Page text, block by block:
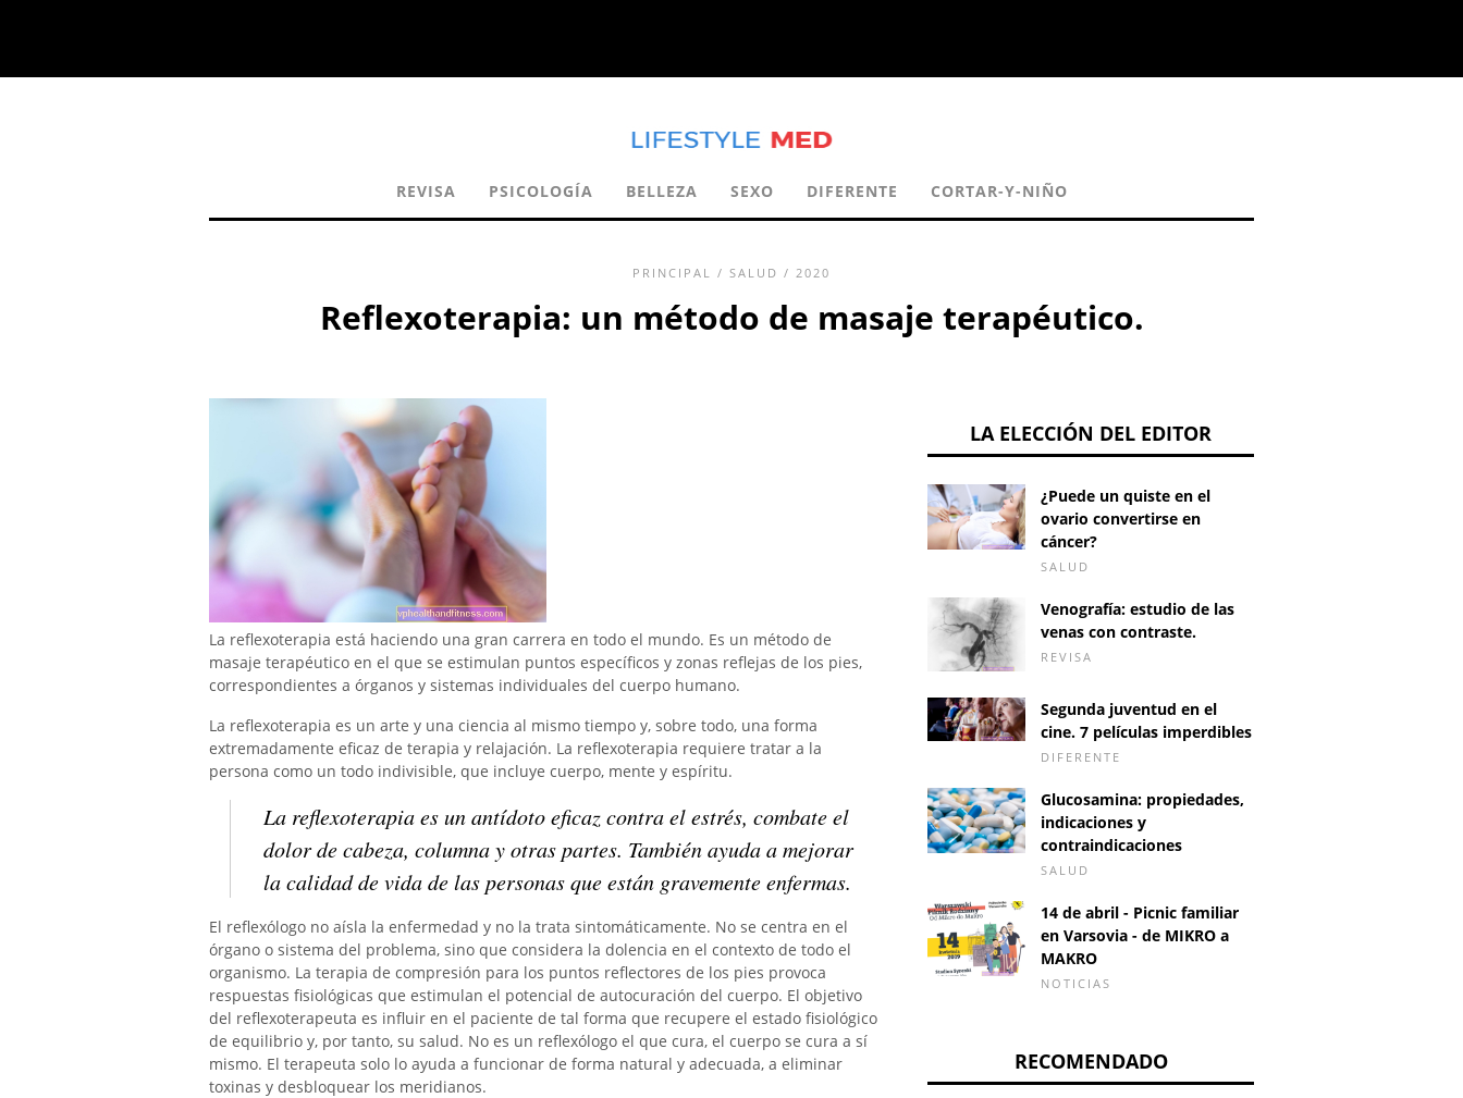
REVISA PSICOLOGÍA BELLEZA SEXO DIFERENTE CORTAR-Y-NIÑO
PRINCIPAL / SALUD / 2020
Reflexoterapia: un método de masaje terapéutico.
La reflexoterapia está haciendo una gran carrera en todo el mundo. Es un método de
masaje terapéutico en el que se estimulan puntos específicos y zonas reflejas de los pies,
correspondientes a órganos y sistemas individuales del cuerpo humano.
La reflexoterapia es un arte y una ciencia al mismo tiempo y, sobre todo, una forma
extremadamente eficaz de terapia y relajación. La reflexoterapia requiere tratar a la
persona como un todo indivisible, que incluye cuerpo, mente y espíritu.
La reflexoterapia es un antídoto eficaz contra el estrés, combate el
dolor de cabeza, columna y otras partes. También ayuda a mejorar
la calidad de vida de las personas que están gravemente enfermas.
El reflexólogo no aísla la enfermedad y no la trata sintomáticamente. No se centra en el
órgano o sistema del problema, sino que considera la dolencia en el contexto de todo el
organismo. La terapia de compresión para los puntos reflectores de los pies provoca
respuestas fisiológicas que estimulan el potencial de autocuración del cuerpo. El objetivo
del reflexoterapeuta es influir en el paciente de tal forma que recupere el estado fisiológico
de equilibrio y, por tanto, su salud. No es un reflexólogo el que cura, el cuerpo se cura a sí
mismo. El terapeuta solo lo ayuda a funcionar de forma natural y adecuada, a eliminar
toxinas y desbloquear los meridianos.
LA ELECCIÓN DEL EDITOR
¿Puede un quiste en el
ovario convertirse en
cáncer?
SALUD
Venografía: estudio de las
venas con contraste.
REVISA
Segunda juventud en el
cine. 7 películas imperdibles
DIFERENTE
Glucosamina: propiedades,
indicaciones y
contraindicaciones
SALUD
14 de abril - Picnic familiar
en Varsovia - de MIKRO a
MAKRO
NOTICIAS
RECOMENDADO